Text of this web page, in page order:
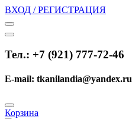
ВХОД / РЕГИСТРАЦИЯ
Тел.: +7 (921) 777-72-46
E-mail: tkanilandia@yandex.ru
Корзина